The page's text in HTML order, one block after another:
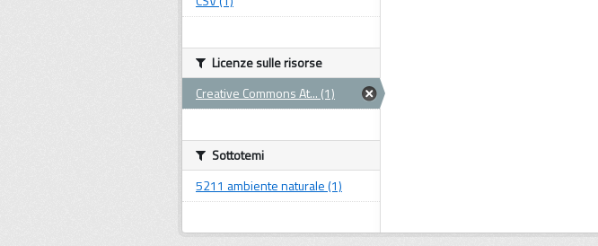
Licenze sulle risorse
Creative Commons At... (1)
Sottotemi
5211 ambiente naturale (1)